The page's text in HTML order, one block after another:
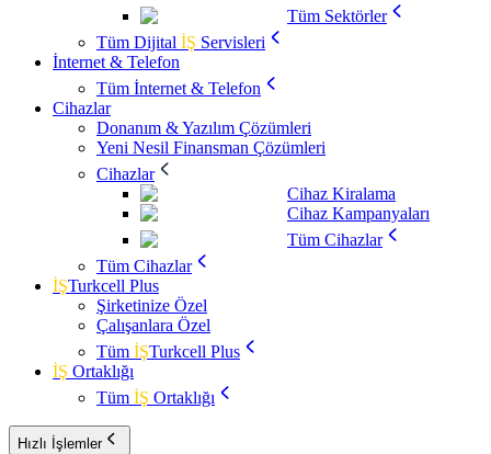
Tüm Sektörler
Tüm Dijital İŞ Servisleri
İnternet & Telefon
Tüm İnternet & Telefon
Cihazlar
Donanım & Yazılım Çözümleri
Yeni Nesil Finansman Çözümleri
Cihazlar
Cihaz Kiralama
Cihaz Kampanyaları
Tüm Cihazlar
Tüm Cihazlar
İŞTurkcell Plus
Şirketinize Özel
Çalışanlara Özel
Tüm İŞTurkcell Plus
İŞ Ortaklığı
Tüm İŞ Ortaklığı
Hızlı İşlemler